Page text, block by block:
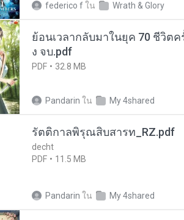
federico fใน Wrath & Glory
ย้อนเวลากลับมาในยุค 70 ชีวิตค
ง จบ.pdf
PDF 32.8 MB
Pandarin ใน My 4shared
รัตติกาลพิรุณสิบสารท_RZ.pdf
decht
PDF
11.5 MB
Pandarin ใน My 4shared